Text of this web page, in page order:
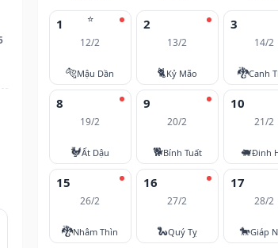
⭐
1
12/2
🐅Mậu Dần
2
13/2
🐈Kỷ Mão
3
14/2
🐉Canh
8
19/2
🐓Ất Dậu
9
20/2
🐕Bính Tuất
10
21/2
🐖Đinh
15
26/2
🐉Nhâm Thìn
16
27/2
🐍Quý Tỵ
17
28/2
🐎Giáp